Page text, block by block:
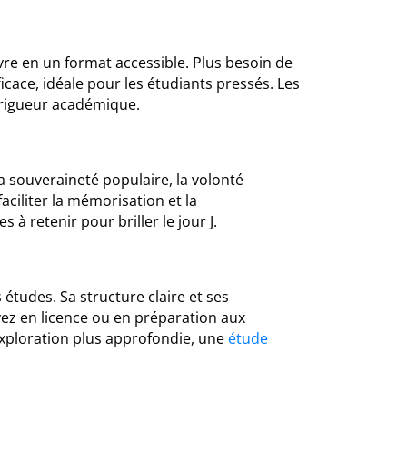
en un format accessible. Plus besoin de
idéale pour les étudiants pressés. Les
académique.
souveraineté populaire, la volonté
la mémorisation et la
à retenir pour briller le jour J.
Sa structure claire et ses
en licence ou en préparation aux
plus approfondie, une étude